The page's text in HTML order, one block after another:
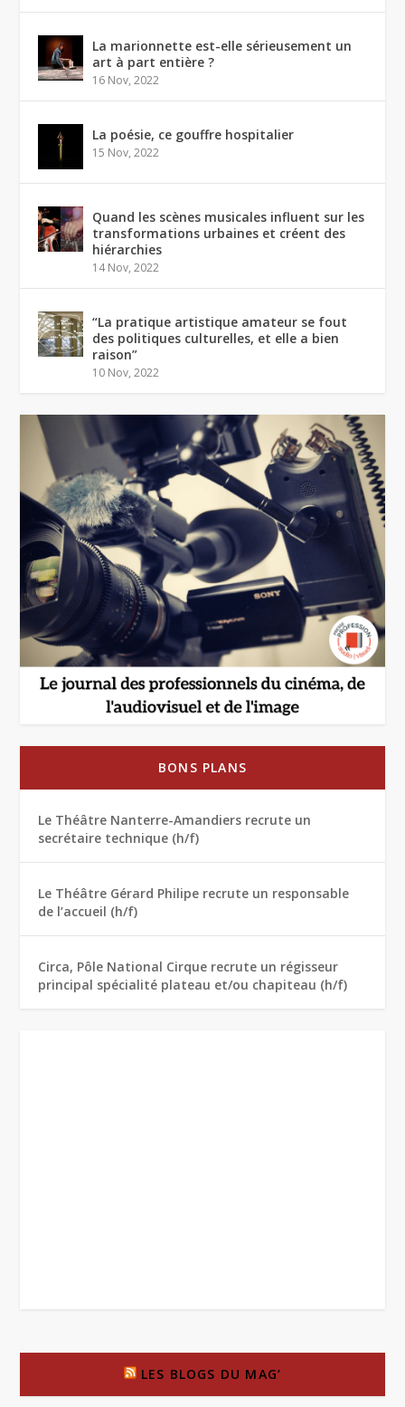
La marionnette est-elle sérieusement un
art à part entière ?
16 Nov, 2022
La poésie, ce gouffre hospitalier
15 Nov, 2022
Quand les scènes musicales influent sur les
transformations urbaines et créent des
hiérarchies
14 Nov, 2022
“La pratique artistique amateur se fout
des politiques culturelles, et elle a bien
raison”
10 Nov, 2022
BONS PLANS
Le Théâtre Nanterre-Amandiers recrute un
secrétaire technique (h/f)
Le Théâtre Gérard Philipe recrute un responsable
de l’accueil (h/f)
Circa, Pôle National Cirque recrute un régisseur
principal spécialité plateau et/ou chapiteau (h/f)
LES BLOGS DU MAG’